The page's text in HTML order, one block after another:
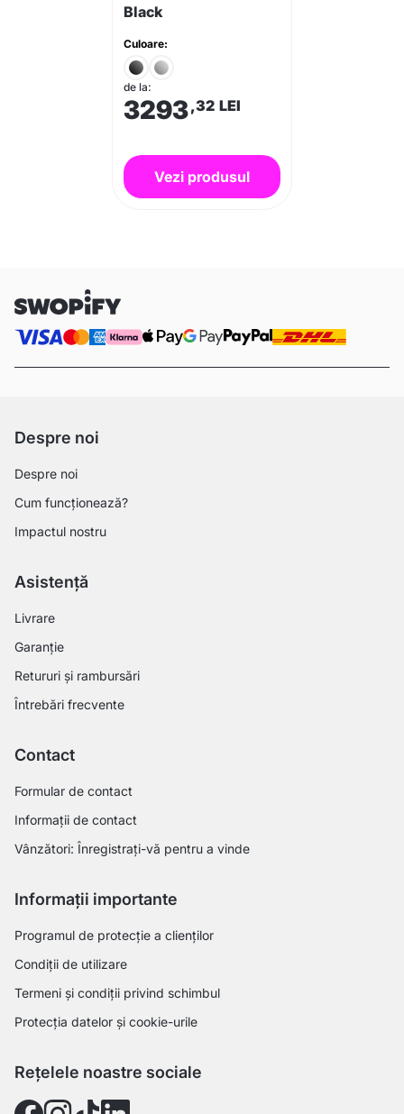
Black
Culoare:
de la:
3293,32 LEI
Vezi produsul
Despre noi
Despre noi
Cum funcționează?
Impactul nostru
Asistență
Livrare
Garanție
Retururi și rambursări
Întrebări frecvente
Contact
Formular de contact
Informații de contact
Vânzători: Înregistrați-vă pentru a vinde
Informații importante
Programul de protecție a clienților
Condiții de utilizare
Termeni și condiții privind schimbul
Protecția datelor și cookie-urile
Rețelele noastre sociale